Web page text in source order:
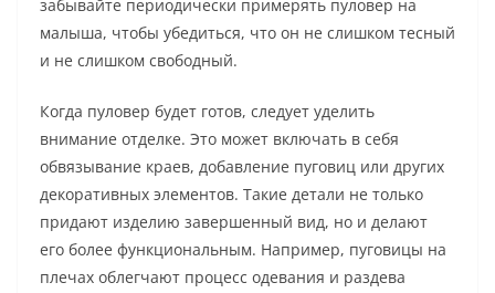
забывайте периодически примерять пуловер на
малыша, чтобы убедиться, что он не слишком тесный
и не слишком свободный.
Когда пуловер будет готов, следует уделить
внимание отделке. Это может включать в себя
обвязывание краев, добавление пуговиц или других
декоративных элементов. Такие детали не только
придают изделию завершенный вид, но и делают
его более функциональным. Например, пуговицы на
плечах облегчают процесс одевания и раздева